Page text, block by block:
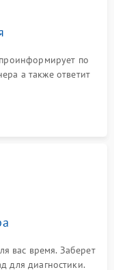
по
а также ответит
вас время. Заберет
для диагностики.